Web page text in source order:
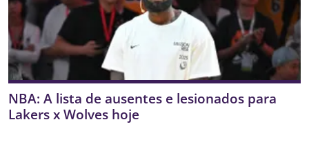
NBA: A lista de ausentes e lesionados para
Lakers x Wolves hoje